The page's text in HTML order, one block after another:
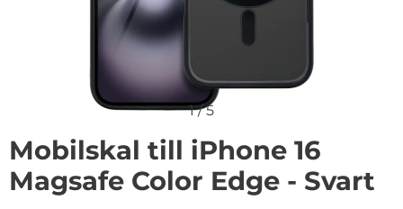
1/5
Mobilskal till iPhone 16
Magsafe Color Edge - Svart